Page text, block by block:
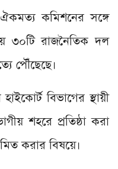
কমিশনের সঙ্গে
৩০টি রাজনৈতিক দল
পৌঁছেছে।
বিভাগের স্থায়ী
শহরে প্রতিষ্ঠা করা
করার বিষয়ে।